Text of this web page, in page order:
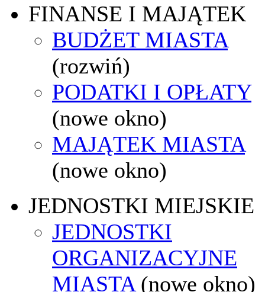
FINANSE I MAJĄTEK
BUDŻET MIASTA
(rozwiń)
PODATKI I OPŁATY
(nowe okno)
MAJĄTEK MIASTA
(nowe okno)
JEDNOSTKI MIEJSKIE
JEDNOSTKI
ORGANIZACYJNE
MIASTA (nowe okno)